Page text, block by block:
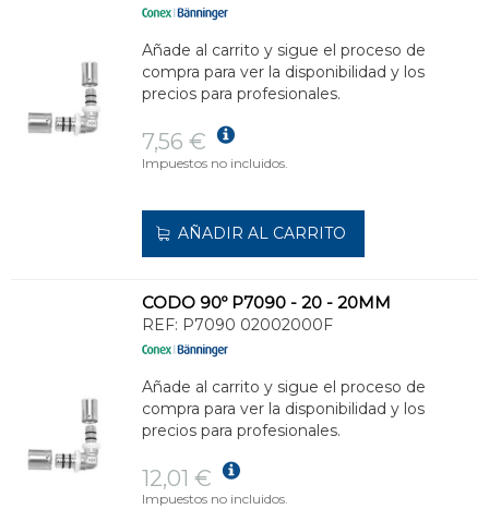
Añade al carrito y sigue el proceso de
compra para ver la disponibilidad y los
precios para profesionales.
7,56 €
Impuestos no incluidos.
AÑADIR AL CARRITO
CODO 90º P7090 - 20 - 20MM
REF: P7090 02002000F
Añade al carrito y sigue el proceso de
compra para ver la disponibilidad y los
precios para profesionales.
12,01 €
Impuestos no incluidos.